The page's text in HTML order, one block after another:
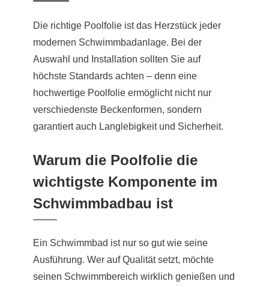
Die richtige Poolfolie ist das Herzstück jeder
modernen Schwimmbadanlage. Bei der
Auswahl und Installation sollten Sie auf
höchste Standards achten – denn eine
hochwertige Poolfolie ermöglicht nicht nur
verschiedenste Beckenformen, sondern
garantiert auch Langlebigkeit und Sicherheit.
Warum die Poolfolie die
wichtigste Komponente im
Schwimmbadbau ist
Ein Schwimmbad ist nur so gut wie seine
Ausführung. Wer auf Qualität setzt, möchte
seinen Schwimmbereich wirklich genießen und